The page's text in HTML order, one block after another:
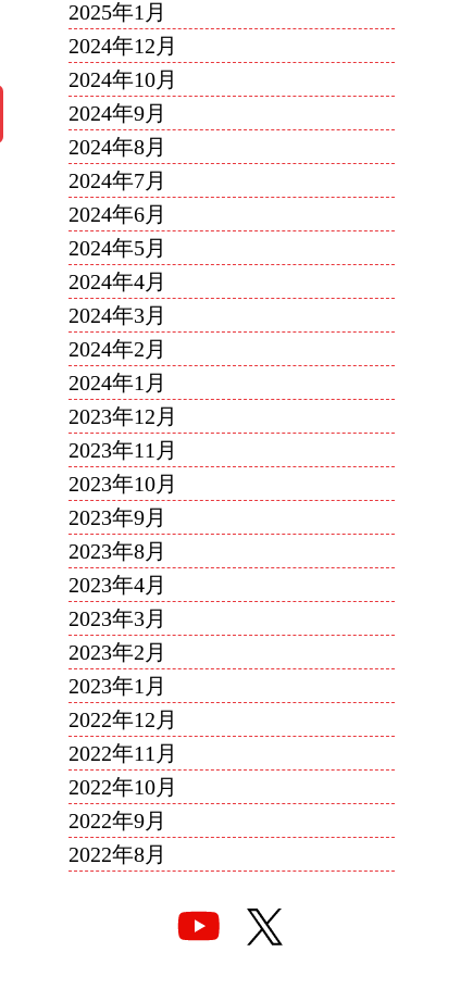
2025年1月
2024年12月
2024年10月
2024年9月
2024年8月
2024年7月
2024年6月
2024年5月
2024年4月
2024年3月
2024年2月
2024年1月
2023年12月
2023年11月
2023年10月
2023年9月
2023年8月
2023年4月
2023年3月
2023年2月
2023年1月
2022年12月
2022年11月
2022年10月
2022年9月
2022年8月